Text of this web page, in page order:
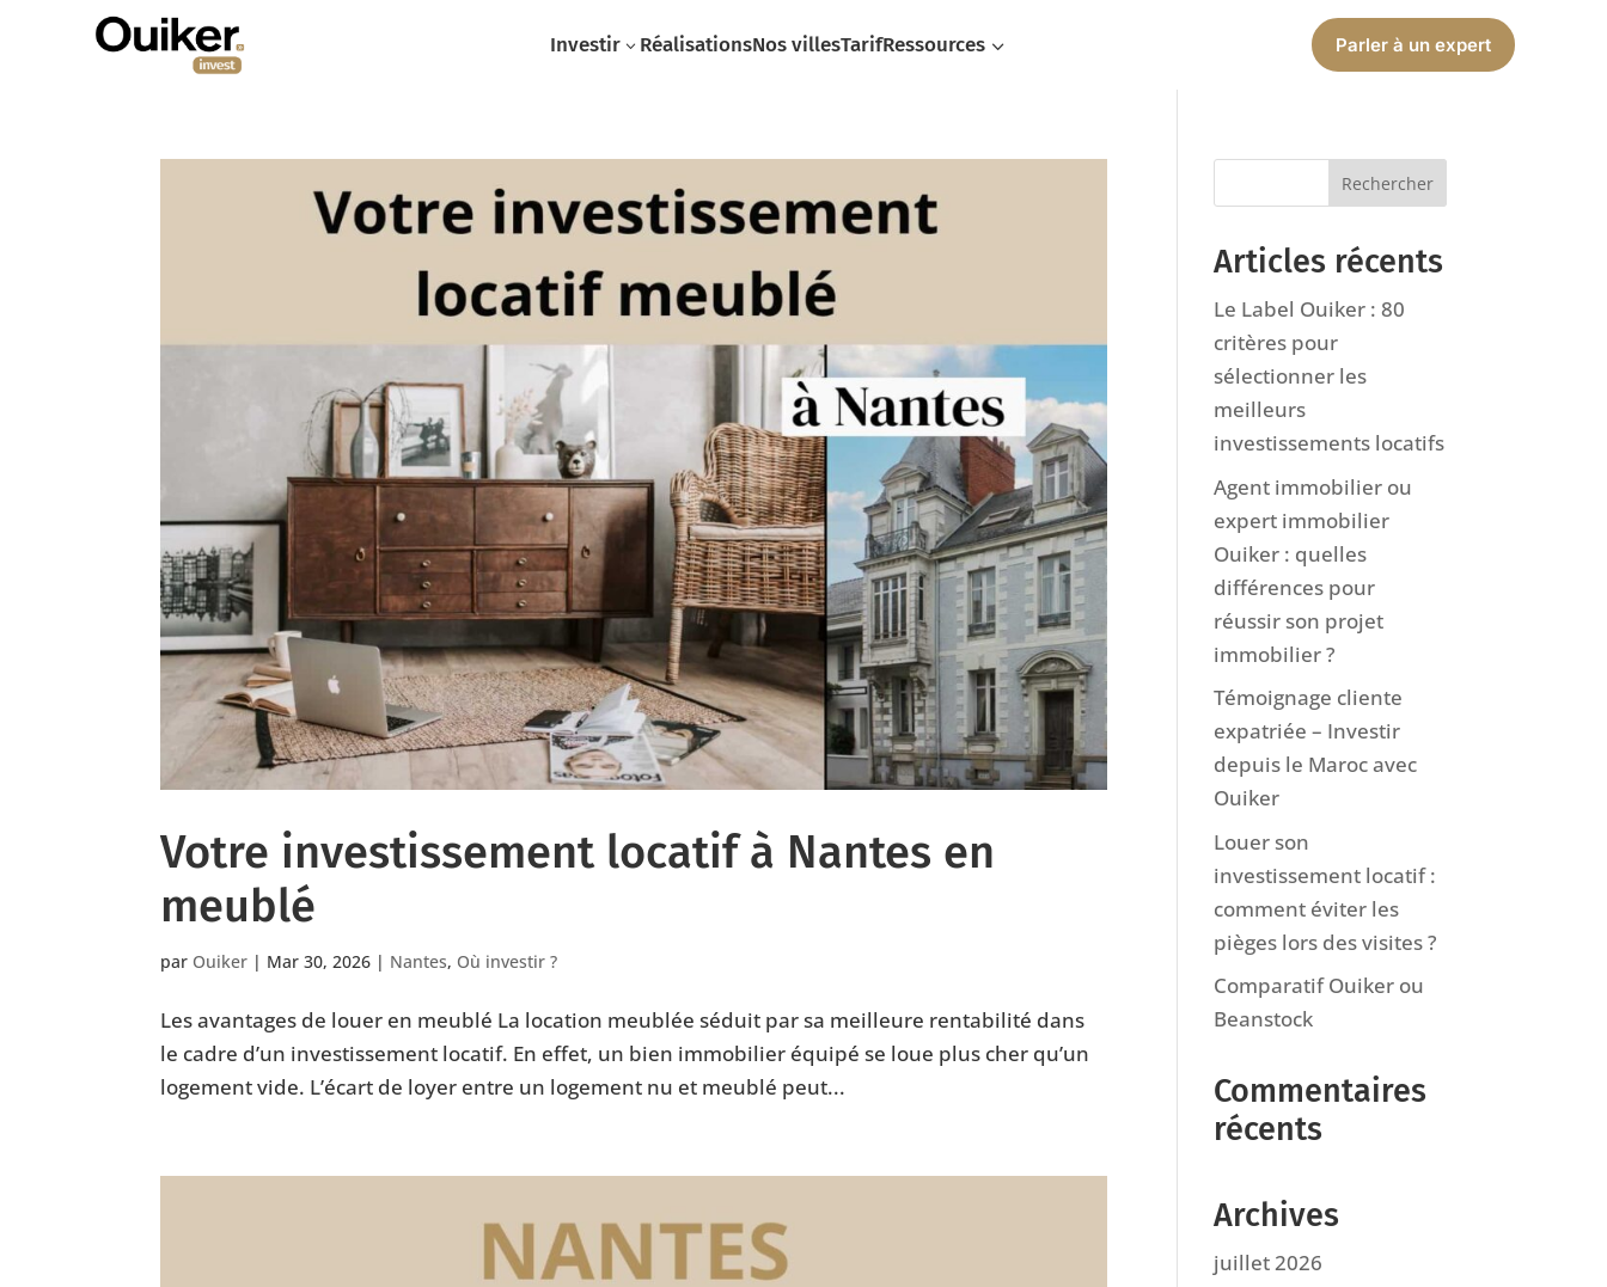
3
Investir RéalisationsNos villesTarif 3
Ressources Parler à un expert
Votre investissement locatif à Nantes en
meublé
par Ouiker | Mar 30, 2026 | Nantes, Où investir ?
Les avantages de louer en meublé La location meublée séduit par sa meilleure rentabilité dans
le cadre d’un investissement locatif. En effet, un bien immobilier équipé se loue plus cher qu’un
logement vide. L’écart de loyer entre un logement nu et meublé peut...
Articles récents
Le Label Ouiker : 80
critères pour
sélectionner les
meilleurs
investissements locatifs
Agent immobilier ou
expert immobilier
Ouiker : quelles
différences pour
réussir son projet
immobilier ?
Témoignage cliente
expatriée – Investir
depuis le Maroc avec
Ouiker
Louer son
investissement locatif :
comment éviter les
pièges lors des visites ?
Comparatif Ouiker ou
Beanstock
Commentaires
récents
Archives
juillet 2026